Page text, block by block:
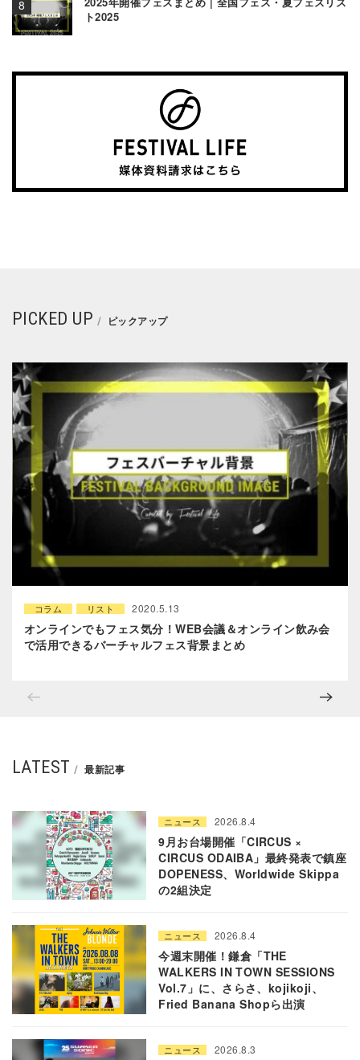
ト2025
PICKED UP ピックアップ
コラム リスト 2020.5.13
オンラインでもフェス気分！WEB会議＆オンライン飲み会
で活用できるバーチャルフェス背景まとめ
LATEST 最新記事
ニュース 2026.8.4
9月お台場開催「CIRCUS ×
CIRCUS ODAIBA」最終発表で鎮座
DOPENESS、Worldwide Skippa
の2組決定
ニュース 2026.8.4
今週末開催！鎌倉「THE
WALKERS IN TOWN SESSIONS
Vol.7」に、さらさ、kojikoji、
Fried Banana Shopら出演
ニュース 2026.8.3